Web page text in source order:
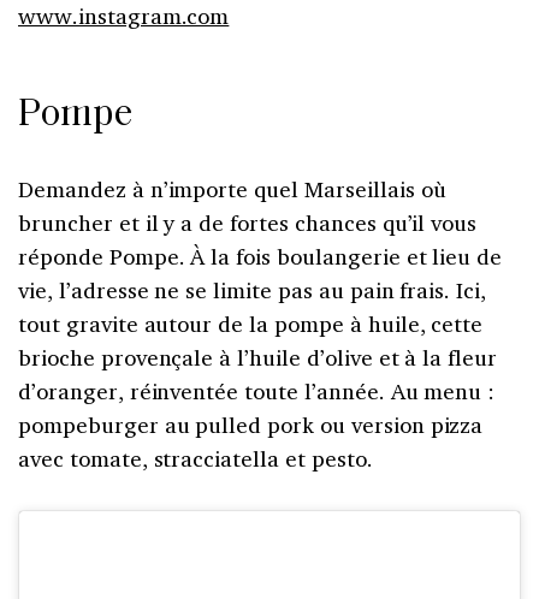
www.instagram.com
Pompe
Demandez à n’importe quel Marseillais où
bruncher et il y a de fortes chances qu’il vous
réponde Pompe. À la fois boulangerie et lieu de
vie, l’adresse ne se limite pas au pain frais. Ici,
tout gravite autour de la pompe à huile, cette
brioche provençale à l’huile d’olive et à la fleur
d’oranger, réinventée toute l’année. Au menu :
pompeburger au pulled pork ou version pizza
avec tomate, stracciatella et pesto.